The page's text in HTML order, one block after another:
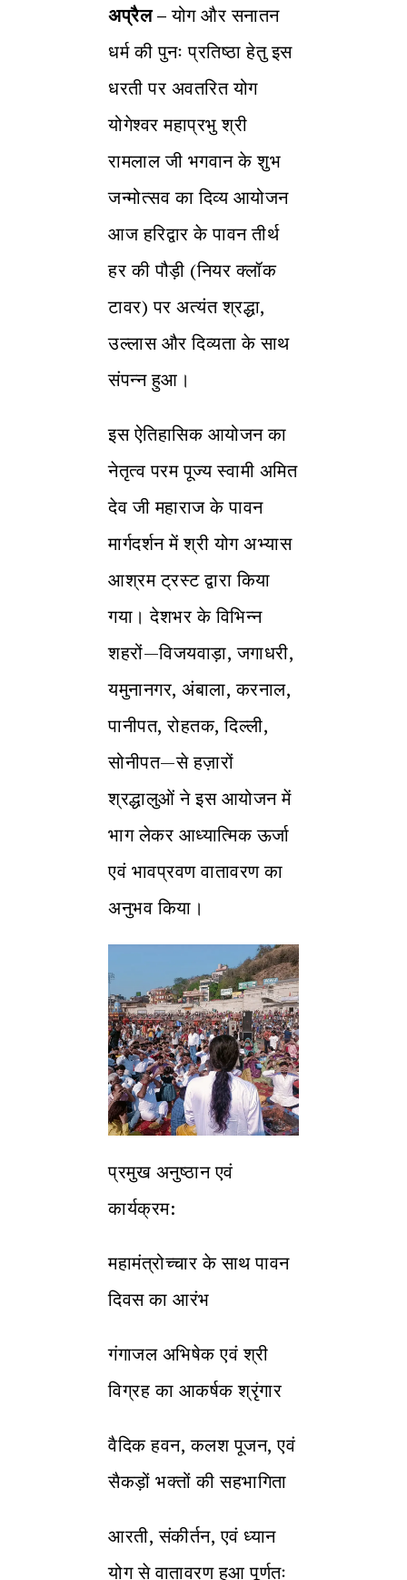
अप्रैल –योग और सनातन
धर्म की पुनः प्रतिष्ठा हेतु इस
धरती पर अवतरित योग
योगेश्वर महाप्रभु श्री
रामलाल जी भगवान के शुभ
जन्मोत्सव का दिव्य आयोजन
आज हरिद्वार के पावन तीर्थ
हर की पौड़ी (नियर क्लॉक
टावर) पर अत्यंत श्रद्धा,
उल्लास और दिव्यता के साथ
संपन्न हुआ।
इस ऐतिहासिक आयोजन का
नेतृत्व परम पूज्य स्वामी अमित
देव जी महाराज के पावन
मार्गदर्शन में श्री योग अभ्यास
आश्रम ट्रस्ट द्वारा किया
गया। देशभर के विभिन्न
शहरों—विजयवाड़ा, जगाधरी,
यमुनानगर, अंबाला, करनाल,
पानीपत, रोहतक, दिल्ली,
सोनीपत—से हज़ारों
श्रद्धालुओं ने इस आयोजन में
भाग लेकर आध्यात्मिक ऊर्जा
एवं भावप्रवण वातावरण का
अनुभव किया।
प्रमुख अनुष्ठान एवं
कार्यक्रम:
महामंत्रोच्चार के साथ पावन
दिवस का आरंभ
गंगाजल अभिषेक एवं श्री
विग्रह का आकर्षक श्रृंगार
वैदिक हवन, कलश पूजन, एवं
सैकड़ों भक्तों की सहभागिता
आरती, संकीर्तन, एवं ध्यान
योग से वातावरण हुआ पूर्णतः